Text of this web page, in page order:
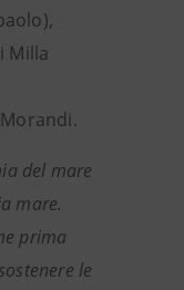
Milla
del mare
mare.
prima
le